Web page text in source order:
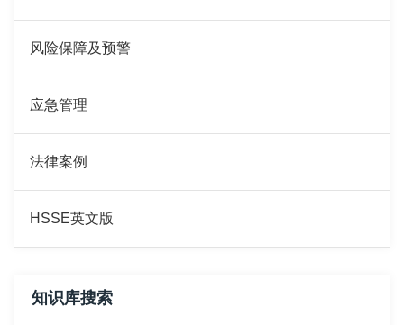
风险保障及预警
应急管理
法律案例
HSSE英文版
知识库搜索